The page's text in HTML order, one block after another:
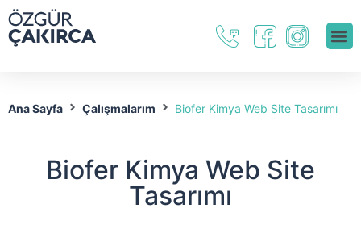
Ana Sayfa Çalışmalarım Biofer Kimya Web Site Tasarımı
Biofer Kimya Web Site
Tasarımı